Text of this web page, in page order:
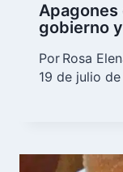
Apagones
gobierno
Por Rosa
19 de julio